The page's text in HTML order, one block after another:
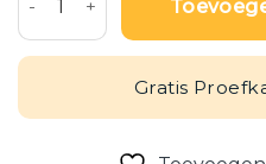
Gratis